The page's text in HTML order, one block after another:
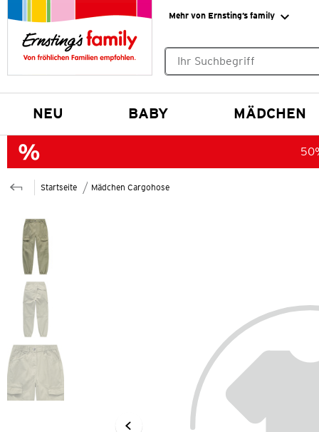
Mehr von Ernsting’s family
NEU BABY MÄDCHEN
Startseite Mädchen Cargohose